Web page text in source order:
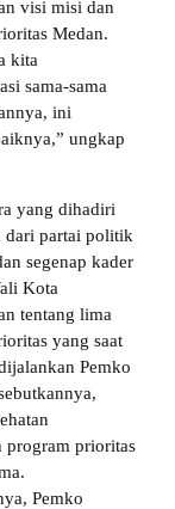
visi misi dan
Medan.
kita
sama-sama
ini
ungkap
yang dihadiri
dari partai politik
segenap kader
Kota
tentang lima
yang saat
Pemko
program prioritas
Pemko